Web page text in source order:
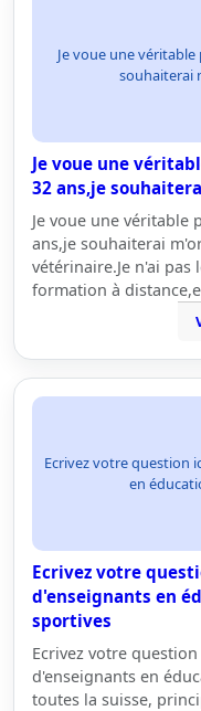
Je voue une
souhaiterai
Je voue une
32 ans,je
Je voue une véritable
ans,je souhaiterai
vétérinaire.Je n'ai pas
formation à
Ecrivez votre question
en
Ecrivez votre
d'enseignants en
sportives
Ecrivez votre
d'enseignants en
toutes la suisse,